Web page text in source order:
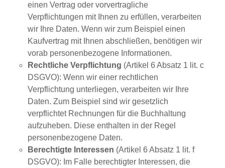
einen Vertrag oder vorvertragliche
Verpflichtungen mit Ihnen zu erfüllen, verarbeiten
wir Ihre Daten. Wenn wir zum Beispiel einen
Kaufvertrag mit Ihnen abschließen, benötigen wir
vorab personenbezogene Informationen.
Rechtliche Verpflichtung (Artikel 6 Absatz 1 lit. c
DSGVO): Wenn wir einer rechtlichen
Verpflichtung unterliegen, verarbeiten wir Ihre
Daten. Zum Beispiel sind wir gesetzlich
verpflichtet Rechnungen für die Buchhaltung
aufzuheben. Diese enthalten in der Regel
personenbezogene Daten.
Berechtigte Interessen (Artikel 6 Absatz 1 lit. f
DSGVO): Im Falle berechtigter Interessen, die